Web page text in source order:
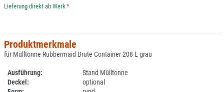
*
Produktmerkmale
für Mülltonne Rubbermaid Brute Container 208 L grau
Ausführung:
Stand Mülltonne
Deckel:
optional